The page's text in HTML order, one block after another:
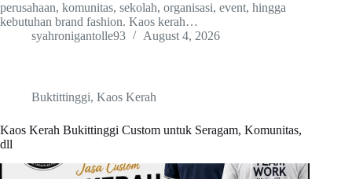
perusahaan, komunitas, sekolah, organisasi, event, hingga
kebutuhan brand fashion. Kaos kerah…
syahronigantolle93
August 4, 2026
Buktittinggi, Kaos Kerah
Kaos Kerah Bukittinggi Custom untuk Seragam, Komunitas,
dll